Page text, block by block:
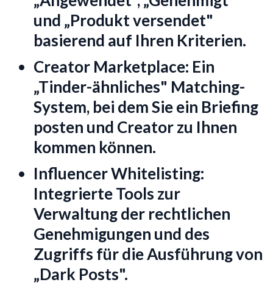
und „Produkt versendet"
basierend auf Ihren Kriterien.
Creator Marketplace: Ein
„Tinder-ähnliches" Matching-
System, bei dem Sie ein Briefing
posten und Creator zu Ihnen
kommen können.
Influencer Whitelisting:
Integrierte Tools zur
Verwaltung der rechtlichen
Genehmigungen und des
Zugriffs für die Ausführung von
„Dark Posts".